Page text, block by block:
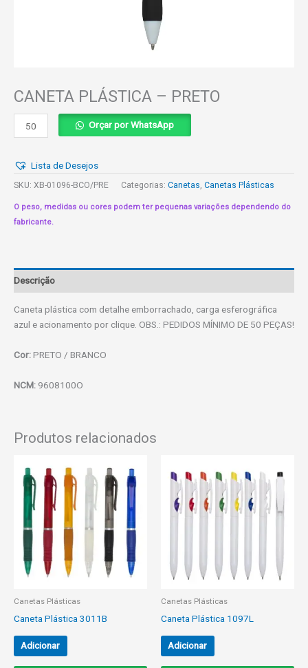
CANETA PLÁSTICA – PRETO
CANETA
PLÁSTICA
PRETO
quantidade
Orçar por WhatsApp
Lista de Desejos
SKU: XB-01096-BCO/PRE Categorias: Canetas, Canetas Plásticas
O peso, medidas ou cores podem ter pequenas variações dependendo do
fabricante.
Descrição
Caneta plástica com detalhe emborrachado, carga esferográfica
azul e acionamento por clique. OBS.: PEDIDOS MÍNIMO DE 50 PEÇAS!
Cor:PRETO / BRANCO
NCM: 9608100O
Produtos relacionados
Canetas Plásticas
Caneta Plástica 3011B
Adicionar
Canetas Plásticas
Caneta Plástica 1097L
Adicionar